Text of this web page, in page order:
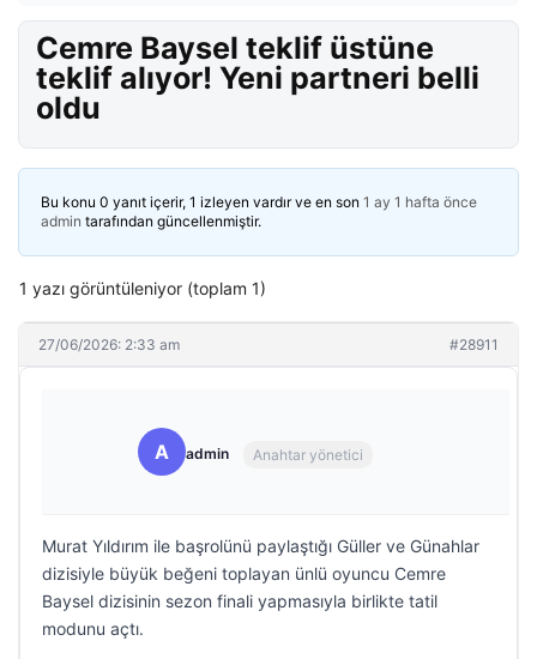
Cemre Baysel teklif üstüne
teklif alıyor! Yeni partneri belli
oldu
Bu konu 0 yanıt içerir, 1 izleyen vardır ve en son 1 ay 1 hafta önce
admin tarafından güncellenmiştir.
1 yazı görüntüleniyor (toplam 1)
27/06/2026: 2:33 am #28911
A admin Anahtar yönetici
Murat Yıldırım ile başrolünü paylaştığı Güller ve Günahlar
dizisiyle büyük beğeni toplayan ünlü oyuncu Cemre
Baysel dizisinin sezon finali yapmasıyla birlikte tatil
modunu açtı.